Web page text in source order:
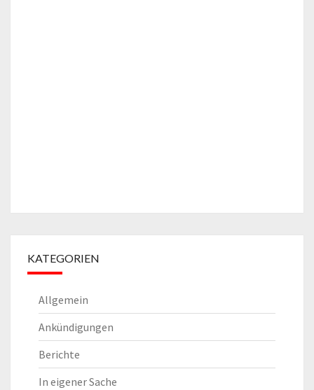
KATEGORIEN
Allgemein
Ankündigungen
Berichte
In eigener Sache